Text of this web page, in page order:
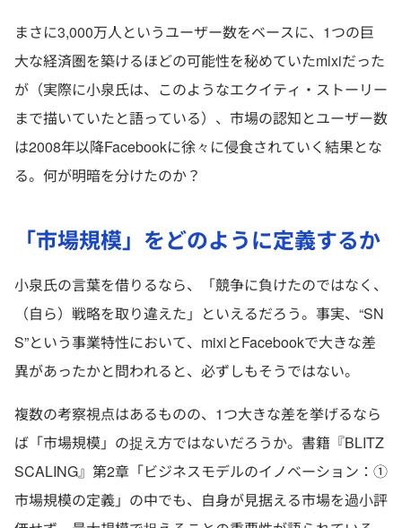
まさに3,000万人というユーザー数をベースに、1つの巨
大な経済圏を築けるほどの可能性を秘めていたmixiだった
が（実際に小泉氏は、このようなエクイティ・ストーリー
まで描いていたと語っている）、市場の認知とユーザー数
は2008年以降Facebookに徐々に侵食されていく結果とな
る。何が明暗を分けたのか？
「市場規模」をどのように定義するか
小泉氏の言葉を借りるなら、「競争に負けたのではなく、
（自ら）戦略を取り違えた」といえるだろう。事実、“SN
S”という事業特性において、mixiとFacebookで大きな差
異があったかと問われると、必ずしもそうではない。
複数の考察視点はあるものの、1つ大きな差を挙げるなら
ば「市場規模」の捉え方ではないだろうか。書籍『BLITZ
SCALING』第2章「ビジネスモデルのイノベーション：①
市場規模の定義」の中でも、自身が見据える市場を過小評